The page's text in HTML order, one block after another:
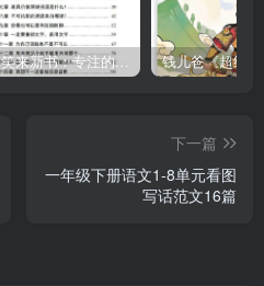
李笑来新书：专注的真相 [PDF]
下一篇
一年级下册语文1-8单元看图
写话范文16篇